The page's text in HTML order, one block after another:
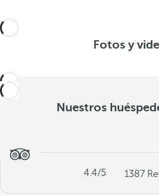
Fotos y
Nuestros
4.4/5 1387